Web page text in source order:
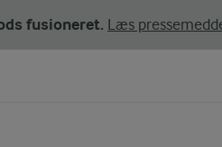
fusioneret. Læs